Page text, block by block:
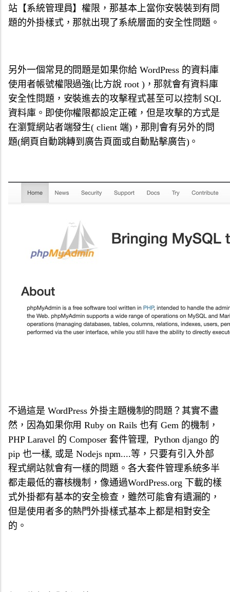
站【系統管理員】權限，那基本上當你安裝裝到有問
題的外掛樣式，那就出現了系統層面的安全性問題。
另外一個常見的問題是如果你給 WordPress 的資料庫
使用者帳號權限過強(比方說 root )，那就會有資料庫
安全性問題，安裝進去的攻擊程式甚至可以控制 SQL
資料庫。即使你權限都設定正確，但是攻擊的方式是
在瀏覽網站者端發生( client 端)，那則會有另外的問
題(網頁自動跳轉到廣告頁面或自動點擊廣告)。
不過這是 WordPress 外掛主題機制的問題？其實不盡
然，因為如果你用 Ruby on Rails 也有 Gem 的機制，
PHP Laravel 的 Composer 套件管理, Python django 的
pip 也一樣, 或是 Nodejs npm....等，只要有引入外部
程式網站就會有一樣的問題。各大套件管理系統多半
都走最低的審核機制，像通過WordPress.org 下載的樣
式外掛都有基本的安全檢查，雖然可能會有遺漏的，
但是使用者多的熱門外掛樣式基本上都是相對安全
的。